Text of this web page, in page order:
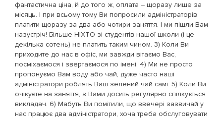
фантастична ціна, й до того ж, оплата – щоразу лише за
місяць. І при всьому тому Ви попросили адміністраторів
платити щоразу за два або чотири заняття. І ми пішли Вам
назустріч! Більше НІХТО зі студентів нашої школи (і це
декілька сотень) не платить таким чином. 3) Коли Ви
приходите до нас в офіс, ми завжди вітаємо Вас,
посміхаємося і звертаємося по імені. 4) Ми не просто
пропонуємо Вам воду або чай, дуже часто наші
адміністратори роблять Ваш зелений чай самі. 5) Коли Ви
очікуєте на заняття, з Вами досить регулярно спілкується
викладач. 6) Мабуть Ви помітили, що ввечері зазвичай у
нас працює два адміністратори, хоча треба обслуговувати